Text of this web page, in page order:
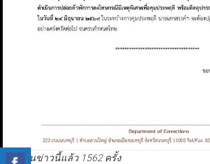
มีผู้อ่านข่าวนี้แล้ว 1562 ครั้ง